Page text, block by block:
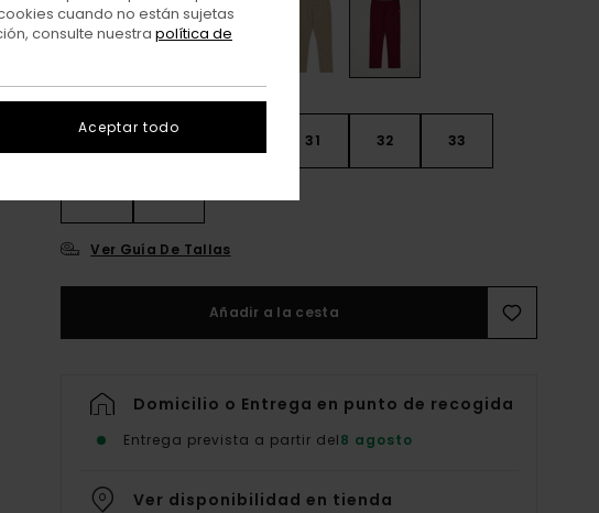
31 32 33
Ver Guía De Tallas
Añadir a la cesta
Domicilio o Entrega en punto de recogida
Entrega prevista a partir del8 agosto
Ver disponibilidad en tienda
cuando no están sujetas
consulte nuestra política de
Aceptar todo